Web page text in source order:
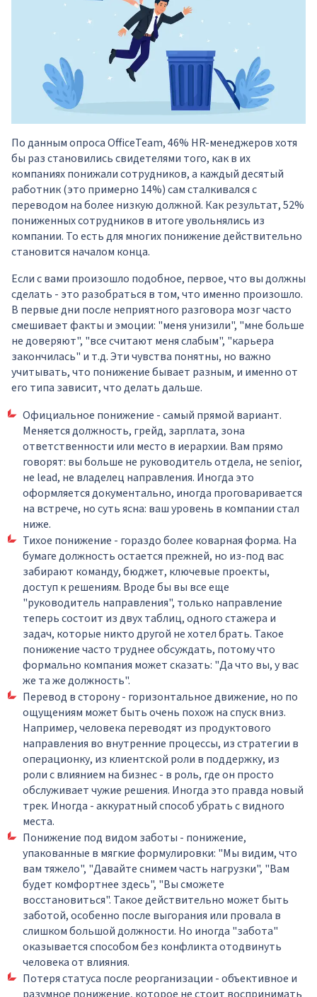
По данным опроса OfficeTeam, 46% HR-менеджеров хотя
бы раз становились свидетелями того, как в их
компаниях понижали сотрудников, а каждый десятый
работник (это примерно 14%) сам сталкивался с
переводом на более низкую должной. Как результат, 52%
пониженных сотрудников в итоге увольнялись из
компании. То есть для многих понижение действительно
становится началом конца.
Если с вами произошло подобное, первое, что вы должны
сделать - это разобраться в том, что именно произошло.
В первые дни после неприятного разговора мозг часто
смешивает факты и эмоции: "меня унизили", "мне больше
не доверяют", "все считают меня слабым", "карьера
закончилась" и т.д. Эти чувства понятны, но важно
учитывать, что понижение бывает разным, и именно от
его типа зависит, что делать дальше.
Официальное понижение - самый прямой вариант.
Меняется должность, грейд, зарплата, зона
ответственности или место в иерархии. Вам прямо
говорят: вы больше не руководитель отдела, не senior,
не lead, не владелец направления. Иногда это
оформляется документально, иногда проговаривается
на встрече, но суть ясна: ваш уровень в компании стал
ниже.
Тихое понижение - гораздо более коварная форма. На
бумаге должность остается прежней, но из-под вас
забирают команду, бюджет, ключевые проекты,
доступ к решениям. Вроде бы вы все еще
"руководитель направления", только направление
теперь состоит из двух таблиц, одного стажера и
задач, которые никто другой не хотел брать. Такое
понижение часто труднее обсуждать, потому что
формально компания может сказать: "Да что вы, у вас
же та же должность".
Перевод в сторону - горизонтальное движение, но по
ощущениям может быть очень похож на спуск вниз.
Например, человека переводят из продуктового
направления во внутренние процессы, из стратегии в
операционку, из клиентской роли в поддержку, из
роли с влиянием на бизнес - в роль, где он просто
обслуживает чужие решения. Иногда это правда новый
трек. Иногда - аккуратный способ убрать с видного
места.
Понижение под видом заботы - понижение,
упакованные в мягкие формулировки: "Мы видим, что
вам тяжело", "Давайте снимем часть нагрузки", "Вам
будет комфортнее здесь", "Вы сможете
восстановиться". Такое действительно может быть
заботой, особенно после выгорания или провала в
слишком большой должности. Но иногда "забота"
оказывается способом без конфликта отодвинуть
человека от влияния.
Потеря статуса после реорганизации - объективное и